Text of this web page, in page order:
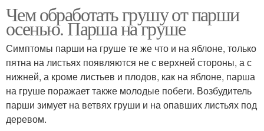
Чем обработать грушу от парши
осенью. Парша на груше
Симптомы парши на груше те же что и на яблоне, только
пятна на листьях появляются не с верхней стороны, а с
нижней, а кроме листьев и плодов, как на яблоне, парша
на груше поражает также молодые побеги. Возбудитель
парши зимует на ветвях груши и на опавших листьях под
деревом.